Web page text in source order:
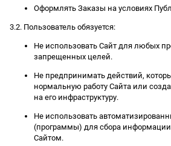
Оформлять Заказы на условиях
3.2. Пользователь обязуется:
Не использовать Сайт для любых
запрещенных целей.
Не предпринимать действий,
нормальную работу Сайта или
на его инфраструктуру.
Не использовать
(программы) для сбора
Сайтом.